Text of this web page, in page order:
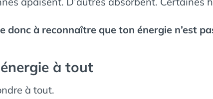
donc à reconnaître que ton énergie n’est
à tout
à tout.